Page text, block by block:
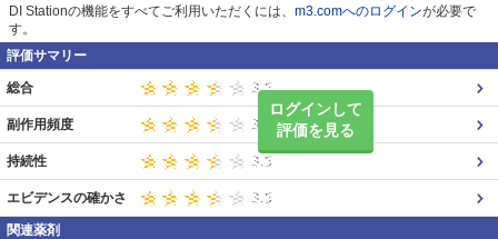
DI Stationの機能をすべてご利用いただくには、 m3.comへのログインが必要で
す。
評価サマリー
ログインして
評価を見る
総合
副作用頻度
持続性
エビデンスの確かさ
関連薬剤